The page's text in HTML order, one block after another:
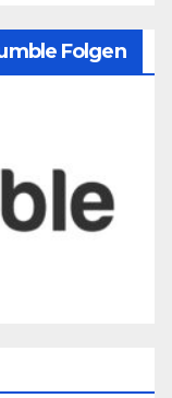
Folgen